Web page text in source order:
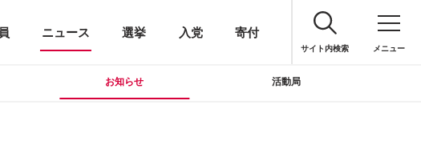
ニュース 選挙 入党 寄付
サイト内検索 メニュー
お知らせ 活動局